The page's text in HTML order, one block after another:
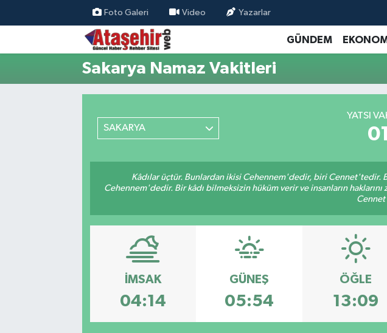
Foto Galeri Video Yazarlar
GÜNDEM
Sakarya Namaz Vakitleri
SAKARYA
YATSI
Kâdılar üçtür. Bunlardan ikisi Cehennem'dedir, biri Cennet'tedir.
Cehennem'dedir. Bir kâdı bilmeksizin hüküm verir ve insanların
İMSAK
04:14
GÜNEŞ
05:54
ÖĞLE
13:09
Hava Durumu
Trafik Durumu
Tüm Manşetler